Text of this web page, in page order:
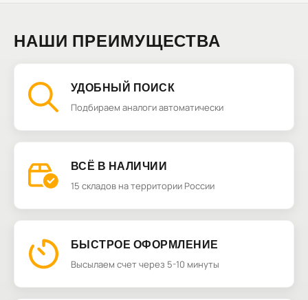
НАШИ ПРЕИМУЩЕСТВА
УДОБНЫЙ ПОИСК
Подбираем аналоги автоматически
ВСЁ В НАЛИЧИИ
15 складов на территории России
БЫСТРОЕ ОФОРМЛЕНИЕ
Высылаем счет через 5-10 минуты